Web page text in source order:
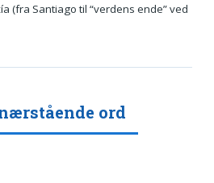
(fra Santiago til “verdens ende” ved
ord